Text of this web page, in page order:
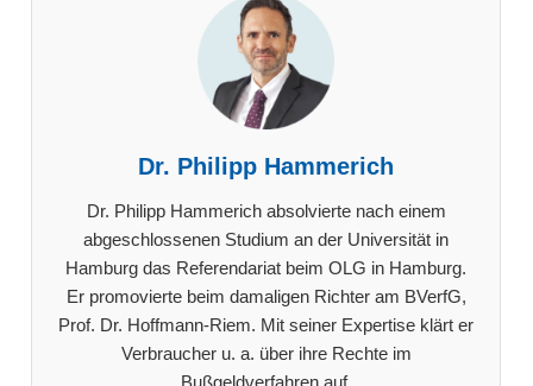
Dr. Philipp Hammerich
Dr. Philipp Hammerich absolvierte nach einem
abgeschlossenen Studium an der Universität in
Hamburg das Referendariat beim OLG in Hamburg.
Er promovierte beim damaligen Richter am BVerfG,
Prof. Dr. Hoffmann-Riem. Mit seiner Expertise klärt er
Verbraucher u. a. über ihre Rechte im